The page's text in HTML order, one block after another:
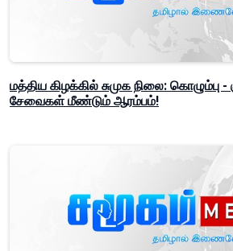
மத்திய கிழக்கில் சுமுக நிலை: கொழும்பு
சேவைகள் மீண்டும் ஆரம்பம்!